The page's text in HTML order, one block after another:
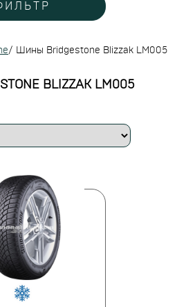
/ Шины Bridgestone Blizzak LM005
BLIZZAK LM005